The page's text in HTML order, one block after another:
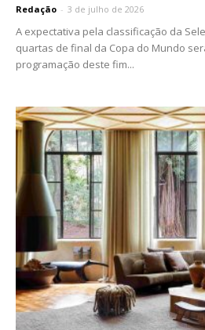
Redação - 3 de julho de 2026
A expectativa pela classificação da
quartas de final da Copa do Mundo
programação deste fim...